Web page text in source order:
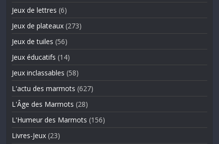
Jeux de lettres (6)
Jeux de plateaux (273)
Jeux de tuiles (56)
Jeux éducatifs (14)
Jeux inclassables (58)
L'actu des marmots (627)
L'Âge des Marmots (28)
L'Humeur des Marmots (156)
Livres-Jeux (23)